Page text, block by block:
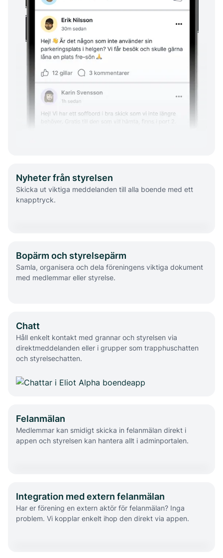
Nyheter från styrelsen
Skicka ut viktiga meddelanden till alla boende med ett
knapptryck.
Bopärm och styrelsepärm
Samla, organisera och dela föreningens viktiga dokument
med medlemmar eller styrelse.
Chatt
Håll enkelt kontakt med grannar och styrelsen via
direktmeddelanden eller i grupper som trapphuschatten
och styrelsechatten.
Felanmälan
Medlemmar kan smidigt skicka in felanmälan direkt i
appen och styrelsen kan hantera allt i adminportalen.
Integration med extern felanmälan
Har er förening en extern aktör för felanmälan? Inga
problem. Vi kopplar enkelt ihop den direkt via appen.